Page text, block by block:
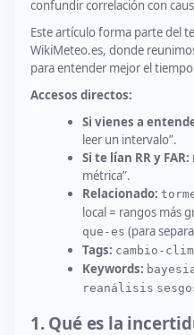
confundir correlación con
Este artículo forma parte del
WikiMeteo.es, donde
para entender mejor el
Accesos directos:
Si vienes a
leer un intervalo”.
Si te lían RR y FAR:
métrica”.
Relacionado:
local = rangos más
que-es (para
Tags: cambio-
Keywords:
reanálisis
1. Qué es la